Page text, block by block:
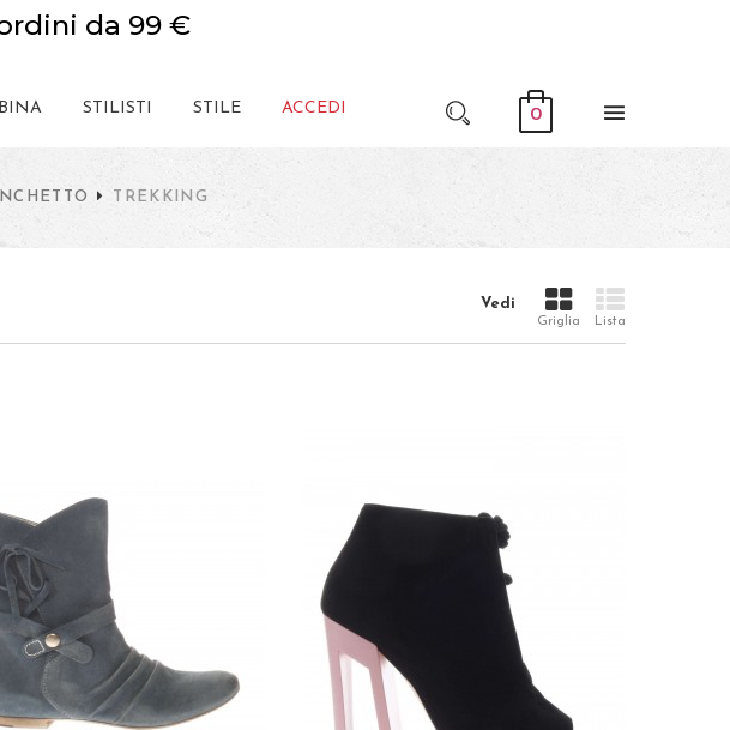
da 99 €
0
STILISTI STILE ACCEDI
TREKKING
Vedi
Griglia Lista